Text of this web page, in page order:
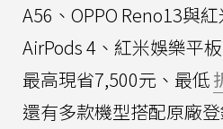
A56、OPPO Reno13與
AirPods 4、紅米娛樂平
最高現省7,500元、最低
還有多款機型搭配原廠